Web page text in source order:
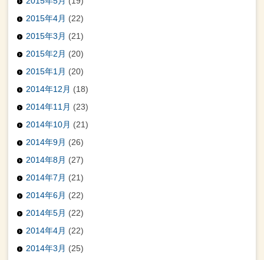
2015年4月 (22)
2015年3月 (21)
2015年2月 (20)
2015年1月 (20)
2014年12月 (18)
2014年11月 (23)
2014年10月 (21)
2014年9月 (26)
2014年8月 (27)
2014年7月 (21)
2014年6月 (22)
2014年5月 (22)
2014年4月 (22)
2014年3月 (25)